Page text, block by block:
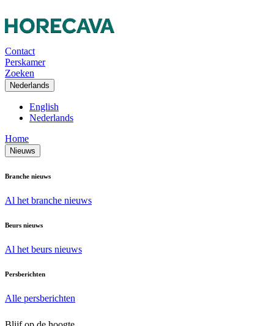
Contact
Perskamer
Zoeken
Nederlands
English
Nederlands
Home
Nieuws
Branche nieuws
Al het branche nieuws
Beurs nieuws
Al het beurs nieuws
Persberichten
Alle persberichten